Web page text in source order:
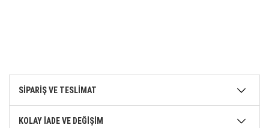
SİPARİŞ VE TESLİMAT
KOLAY İADE VE DEĞİŞİM